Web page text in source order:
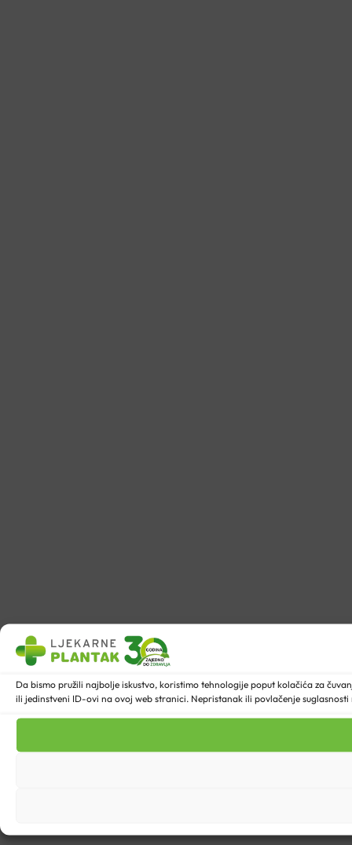
Da bismo pružili najbolje iskustvo, koristimo tehnologije poput kolačića za
ili jedinstveni ID-ovi na ovoj web stranici. Nepristanak ili povlačenje